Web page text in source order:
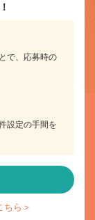
で、応募時の
設定の手間を
ちら＞